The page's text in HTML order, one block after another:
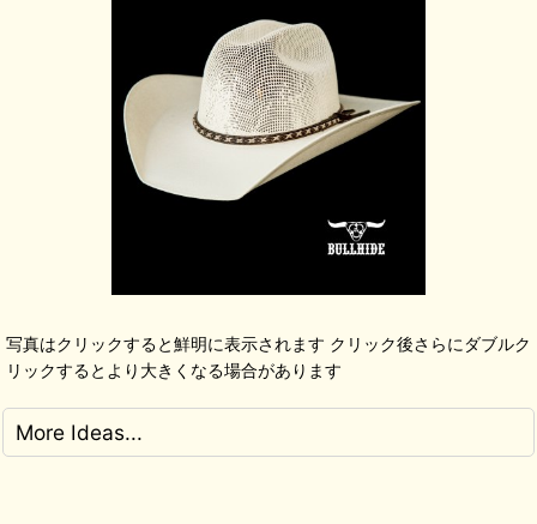
写真はクリックすると鮮明に表示されます クリック後さらにダブルク
リックするとより大きくなる場合があります
More Ideas...